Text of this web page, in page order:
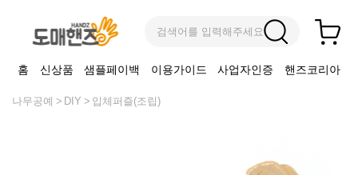
검색어를 입력해주세요
홈 신상품 샘플페이백 이용가이드 사업자인증 핸즈코리아
나무공예 DIY 입체퍼즐(조립)